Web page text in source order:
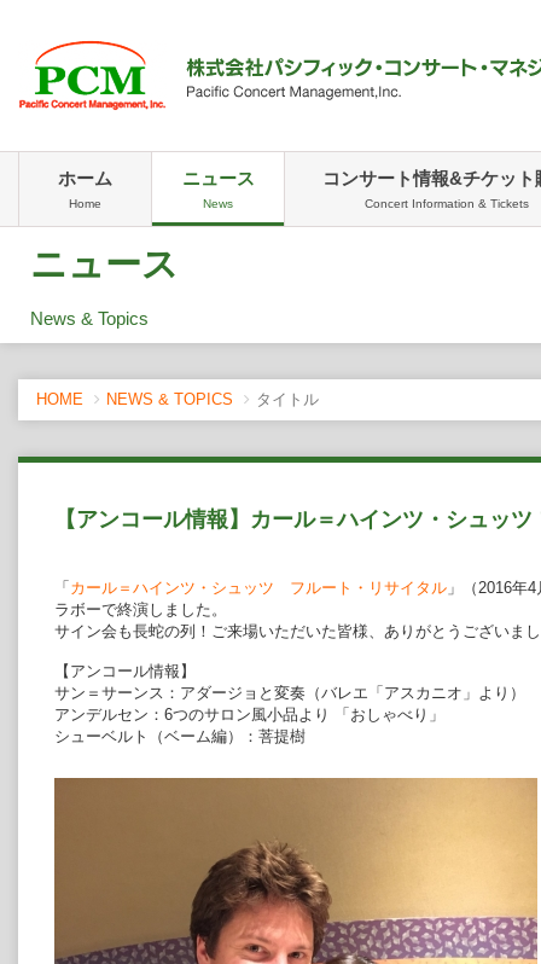
ホーム
Home
ニュース
News
コンサート情報&チケット
Concert Information & Tickets
ニュース
News & Topics
HOME NEWS & TOPICS タイトル
【アンコール情報】カール＝ハインツ・シュッ
「 カール＝ハインツ・シュッツ フルート・リサイタル 」（2016年
ラボーで終演しました。
サイン会も長蛇の列！ご来場いただいた皆様、ありがとうございま
【アンコール情報】
サン＝サーンス：アダージョと変奏（バレエ「アスカニオ」より）
アンデルセン：6つのサロン風小品より 「おしゃべり」
シューベルト（ベーム編）：菩提樹